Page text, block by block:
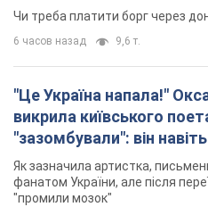
Чи треба платити борг через
6 часов назад 9,6 т.
"Це Україна напала!"
викрила київського
"зазомбували": він навіть
не знав, а тепер хоче
українців
Як зазначила артистка,
фанатом України, але після
"промили мозок"